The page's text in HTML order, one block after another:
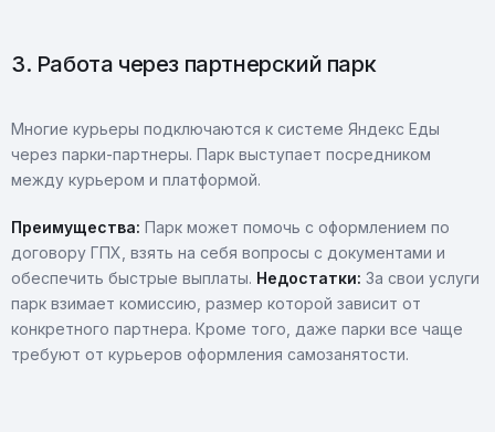
3. Работа через партнерский парк
Многие курьеры подключаются к системе Яндекс Еды
через парки-партнеры. Парк выступает посредником
между курьером и платформой.
Преимущества: Парк может помочь с оформлением по
договору ГПХ, взять на себя вопросы с документами и
обеспечить быстрые выплаты. Недостатки: За свои услуги
парк взимает комиссию, размер которой зависит от
конкретного партнера. Кроме того, даже парки все чаще
требуют от курьеров оформления самозанятости.